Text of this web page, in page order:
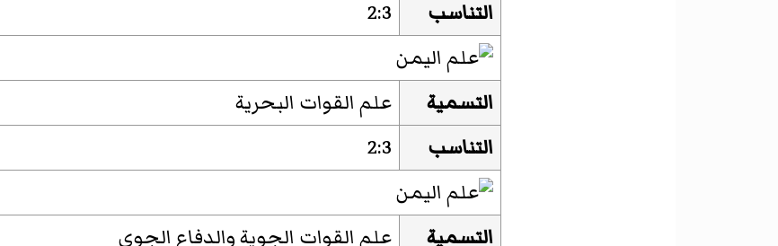
التناسب
2:3
التسمية
علم القوات البحرية
التناسب
2:3
التسمية
علم القوات الجوية والدفاع الجوي